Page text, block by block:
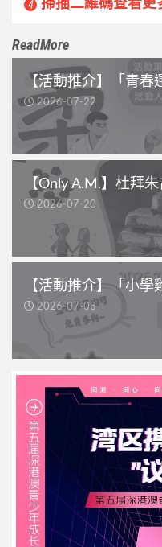
4 掃描二維碼查看更
ReadMore
【活動推介】「青
2026-07-22
【Only A.M.】杜拜
2026-07-20
【活動推介】「小學
2026-07-08